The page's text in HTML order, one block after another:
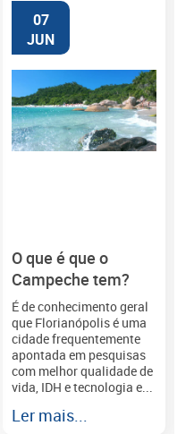
07
JUN
O que é que o
Campeche tem?
É de conhecimento geral
que Florianópolis é uma
cidade frequentemente
apontada em pesquisas
com melhor qualidade de
vida, IDH e tecnologia e...
Ler mais...